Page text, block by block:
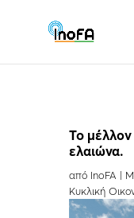
To
ελαιώνα.
από InoFA |
Κυκλική